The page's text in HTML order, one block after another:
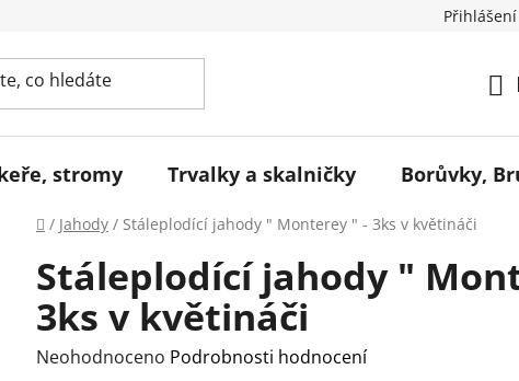
Přihlášení
stromy Trvalky a skalničky Borůvky,
Domů
/ Jahody / Stáleplodící jahody " Monterey " - 3ks v květináči
Stáleplodící jahody "
3ks v květináči
Průměrné
Neohodnoceno Podrobnosti hodnocení